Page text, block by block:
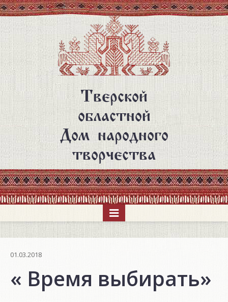
Перейти
к
основному
содержанию
Тверской
областной
Дом народного
творчества
01.03.2018
« Время выбирать»